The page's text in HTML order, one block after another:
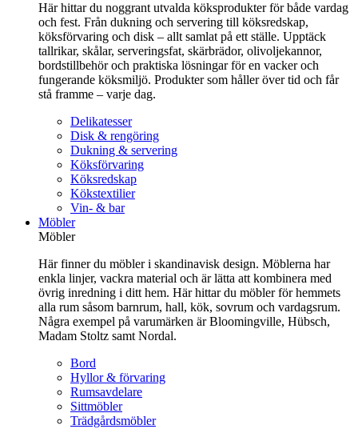
Här hittar du noggrant utvalda köksprodukter för både vardag
och fest. Från dukning och servering till köksredskap,
köksförvaring och disk – allt samlat på ett ställe. Upptäck
tallrikar, skålar, serveringsfat, skärbrädor, olivoljekannor,
bordstillbehör och praktiska lösningar för en vacker och
fungerande köksmiljö. Produkter som håller över tid och får
stå framme – varje dag.
Delikatesser
Disk & rengöring
Dukning & servering
Köksförvaring
Köksredskap
Kökstextilier
Vin- & bar
Möbler
Möbler
Här finner du möbler i skandinavisk design. Möblerna har
enkla linjer, vackra material och är lätta att kombinera med
övrig inredning i ditt hem. Här hittar du möbler för hemmets
alla rum såsom barnrum, hall, kök, sovrum och vardagsrum.
Några exempel på varumärken är Bloomingville, Hübsch,
Madam Stoltz samt Nordal.
Bord
Hyllor & förvaring
Rumsavdelare
Sittmöbler
Trädgårdsmöbler